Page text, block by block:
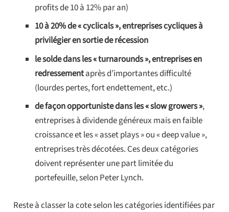
profits de 10 à 12% par an)
10 à 20% de « cyclicals », entreprises cycliques à
privilégier en sortie de récession
le solde dans les « turnarounds », entreprises en
redressementaprès d’importantes difficulté
(lourdes pertes, fort endettement, etc.)
de façon opportuniste dans les « slow growers »,
entreprises à dividende généreux mais en faible
croissance et les « asset plays » ou « deep value »,
entreprises très décotées. Ces deux catégories
doivent représenter une part limitée du
portefeuille, selon Peter Lynch.
Reste à classer la cote selon les catégories identifiées par